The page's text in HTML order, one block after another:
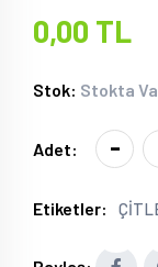
0,00 TL
Stok: Stokta
Adet: -
Etiketler: